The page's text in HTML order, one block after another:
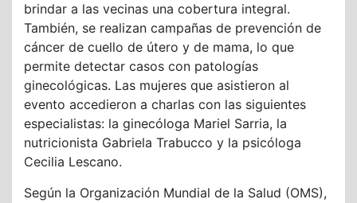
brindar a las vecinas una cobertura integral.
También, se realizan campañas de prevención de
cáncer de cuello de útero y de mama, lo que
permite detectar casos con patologías
ginecológicas. Las mujeres que asistieron al
evento accedieron a charlas con las siguientes
especialistas: la ginecóloga Mariel Sarria, la
nutricionista Gabriela Trabucco y la psicóloga
Cecilia Lescano.
Según la Organización Mundial de la Salud (OMS),